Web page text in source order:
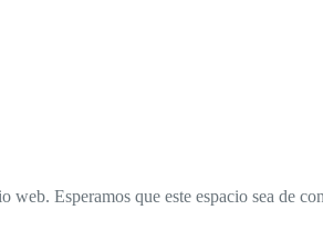
web. Esperamos que este espacio sea de